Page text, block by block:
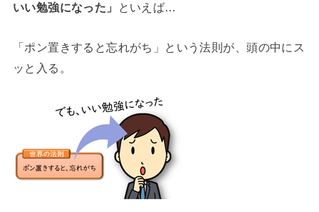
いい勉強になった」
といえば…
「ポン置きすると忘れがち」という法則が、頭の中にス
ッと入る。